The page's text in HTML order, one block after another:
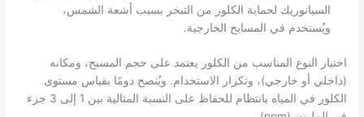
السيانوريك لحماية الكلور من التبخر بسبب أشعة الشمس،
ويُستخدم في المسابح الخارجية.
اختيار النوع المناسب من الكلور يعتمد على حجم المسبح، ومكانه
(داخلي أو خارجي)، وتكرار الاستخدام. ويُنصح دومًا بقياس مستوى
الكلور في المياه بانتظام للحفاظ على النسبة المثالية بين 1 إلى 3 جزء